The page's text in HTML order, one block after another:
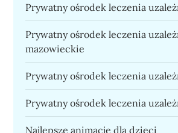
Prywatny ośrodek leczenia
Prywatny ośrodek leczenia
mazowieckie
Prywatny ośrodek leczenia
Prywatny ośrodek leczenia
Najlepsze animacje dla dzieci